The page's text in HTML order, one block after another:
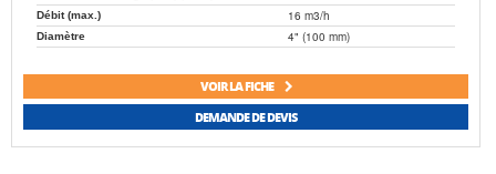
Débit (max.) 16 m3/h
Diamètre 4" (100 mm)
VOIR LA FICHE
DEMANDE DE DEVIS